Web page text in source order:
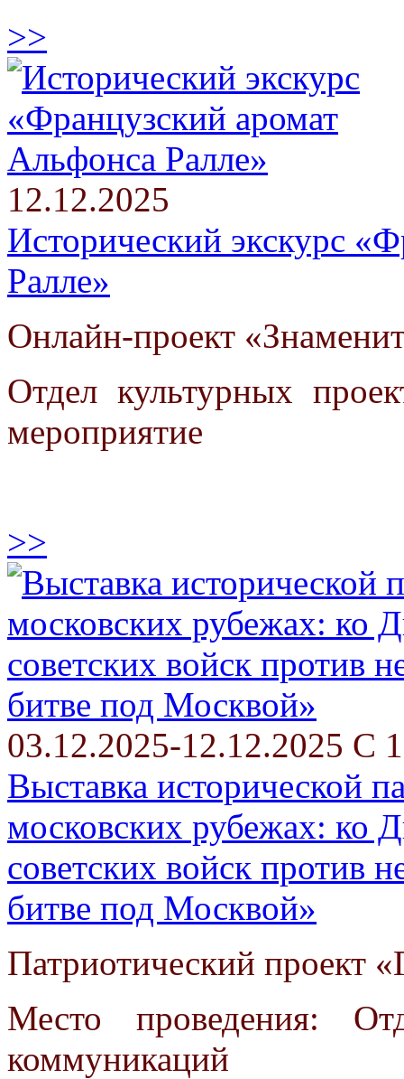
>>
12.12.2025
Исторический экскурс
Ралле»
Онлайн-проект
Отдел культурных
мероприятие
>>
03.12.2025-12.12.2025 С
Выставка исторической
московских рубежах: ко
советских войск против
битве под Москвой»
Патриотический проект
Место проведения:
коммуникаций